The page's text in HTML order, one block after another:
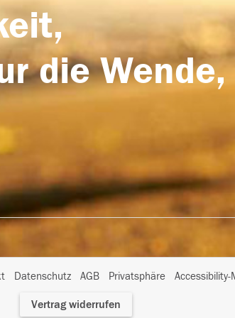
die
Datenschutz AGB Privatsphäre
I
Vertrag widerrufen